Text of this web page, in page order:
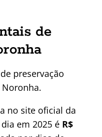
de
preservação
no site oficial da
em 2025 é R$